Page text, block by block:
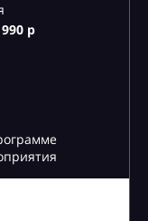
р